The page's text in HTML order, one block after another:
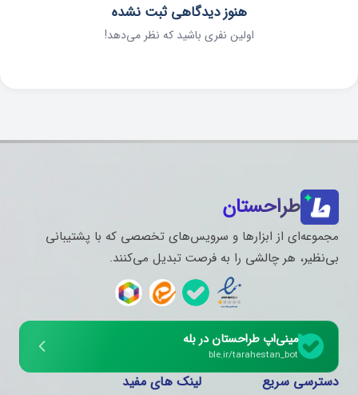
هنوز دیدگاهی ثبت نشده
اولین نفری باشید که نظر می‌دهد!
طراحستان
مجموعه‌ای از ابزارها و سرویس‌های تخصصی که با پشتیبانی
بی‌نظیر، هر چالشی را به فرصت تبدیل می‌کنند.
مینی‌اپ طراحستان در بله
ble.ir/tarahestan_bot
دسترسی سریع لینک های مفید